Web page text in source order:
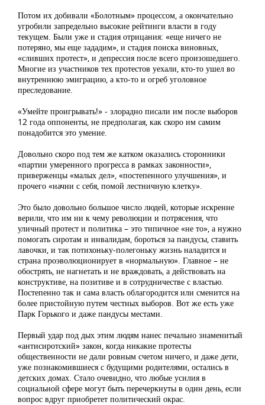
Потом их добивали «Болотным» процессом, а окончательно
угробили запредельно высокие рейтинги власти в году
текущем. Были уже и стадия отрицания: «еще ничего не
потеряно, мы еще зададим», и стадия поиска виновных,
«сливших протест», и депрессия после всего произошедшего.
Многие из участников тех протестов уехали, кто-то ушел во
внутреннюю эмиграцию, а кто-то и огреб уголовное
преследование.
«Умейте проигрывать!» - злорадно писали им после выборов
12 года оппоненты, не предполагая, как скоро им самим
понадобится это умение.
Довольно скоро под тем же катком оказались сторонники
«партии умеренного прогресса в рамках законности»,
приверженцы «малых дел», «постепенного улучшения», и
прочего «начни с себя, помой лестничную клетку».
Это было довольно большое число людей, которые искренне
верили, что им ни к чему революции и потрясения, что
уличный протест и политика – это типичное «не то», а нужно
помогать сиротам и инвалидам, бороться за пандусы, ставить
лавочки, и так потихоньку-полегоньку жизнь наладится и
страна проэволюционирует в «нормальную». Главное – не
обострять, не нагнетать и не враждовать, а действовать на
конструктиве, на позитиве и в сотрудничестве с властью.
Постепенно так и сама власть облагородится или сменится на
более пристойную путем честных выборов. Вот же есть уже
Парк Горького и даже пандусы местами.
Первый удар под дых этим людям нанес печально знаменитый
«антисиротский» закон, когда никакие протесты
общественности не дали ровным счетом ничего, и даже дети,
уже познакомившиеся с будущими родителями, остались в
детских домах. Стало очевидно, что любые усилия в
социальной сфере могут быть перечеркнуты в один день, если
вопрос вдруг приобретет политический окрас.